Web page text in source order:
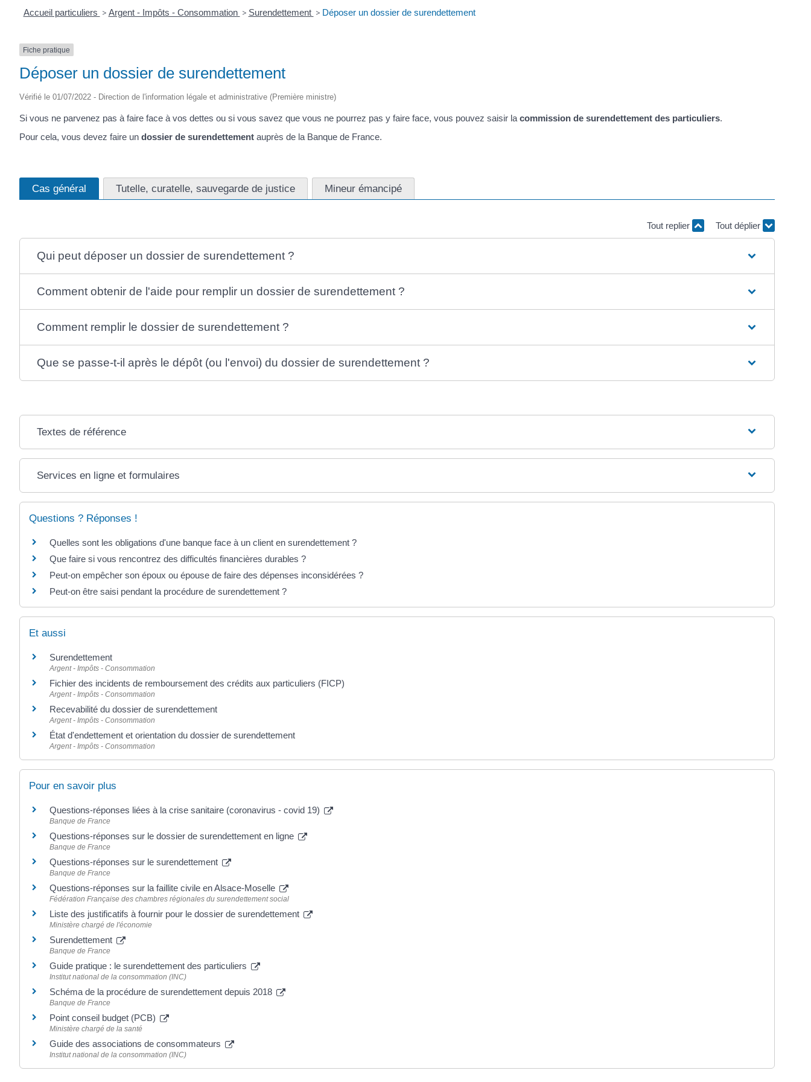
Accueil particuliers > Argent - Impôts - Consommation > Surendettement > Déposer un dossier de surendettement
Fiche pratique
Déposer un dossier de surendettement
Vérifié le 01/07/2022 - Direction de l'information légale et administrative (Première ministre)
Si vous ne parvenez pas à faire face à vos dettes ou si vous savez que vous ne pourrez pas y faire face, vous pouvez saisir la commission de surendettement des particuliers.
Pour cela, vous devez faire un dossier de surendettement auprès de la Banque de France.
Cas général Tutelle, curatelle, sauvegarde de justice Mineur émancipé
Tout replier Tout déplier
Qui peut déposer un dossier de surendettement ?
Comment obtenir de l'aide pour remplir un dossier de surendettement ?
Comment remplir le dossier de surendettement ?
Que se passe-t-il après le dépôt (ou l'envoi) du dossier de surendettement ?
Textes de référence
Services en ligne et formulaires
Questions ? Réponses !
Quelles sont les obligations d'une banque face à un client en surendettement ?
Que faire si vous rencontrez des difficultés financières durables ?
Peut-on empêcher son époux ou épouse de faire des dépenses inconsidérées ?
Peut-on être saisi pendant la procédure de surendettement ?
Et aussi
Surendettement
Argent - Impôts - Consommation
Fichier des incidents de remboursement des crédits aux particuliers (FICP)
Argent - Impôts - Consommation
Recevabilité du dossier de surendettement
Argent - Impôts - Consommation
État d'endettement et orientation du dossier de surendettement
Argent - Impôts - Consommation
Pour en savoir plus
Questions-réponses liées à la crise sanitaire (coronavirus - covid 19)
Banque de France
Questions-réponses sur le dossier de surendettement en ligne
Banque de France
Questions-réponses sur le surendettement
Banque de France
Questions-réponses sur la faillite civile en Alsace-Moselle
Fédération Française des chambres régionales du surendettement social
Liste des justificatifs à fournir pour le dossier de surendettement
Ministère chargé de l'économie
Surendettement
Banque de France
Guide pratique : le surendettement des particuliers
Institut national de la consommation (INC)
Schéma de la procédure de surendettement depuis 2018
Banque de France
Point conseil budget (PCB)
Ministère chargé de la santé
Guide des associations de consommateurs
Institut national de la consommation (INC)